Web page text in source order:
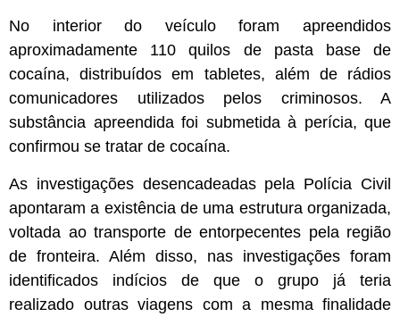
No interior do veículo foram apreendidos
aproximadamente 110 quilos de pasta base de
cocaína, distribuídos em tabletes, além de rádios
comunicadores utilizados pelos criminosos. A
substância apreendida foi submetida à perícia, que
confirmou se tratar de cocaína.
As investigações desencadeadas pela Polícia Civil
apontaram a existência de uma estrutura organizada,
voltada ao transporte de entorpecentes pela região
de fronteira. Além disso, nas investigações foram
identificados indícios de que o grupo já teria
realizado outras viagens com a mesma finalidade